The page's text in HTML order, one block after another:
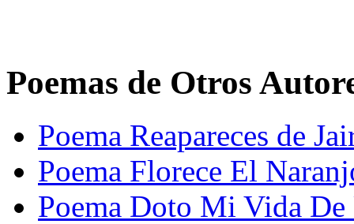
Poemas de Otros
Poema Reapareces de
Poema Florece El
Poema Doto Mi Vida De